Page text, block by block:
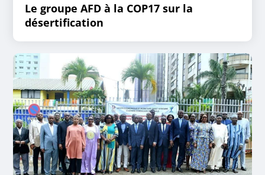
Le groupe AFD à la COP17 sur la
désertification